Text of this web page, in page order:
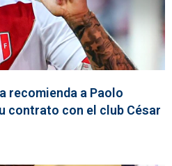
recomienda a Paolo
contrato con el club César